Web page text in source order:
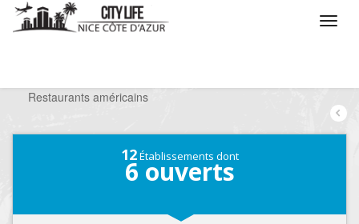
Restaurants américains
12Établissements dont
6 ouverts